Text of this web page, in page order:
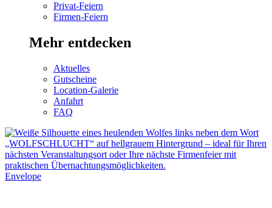
Privat-Feiern
Firmen-Feiern
Mehr entdecken
Aktuelles
Gutscheine
Location-Galerie
Anfahrt
FAQ
Envelope